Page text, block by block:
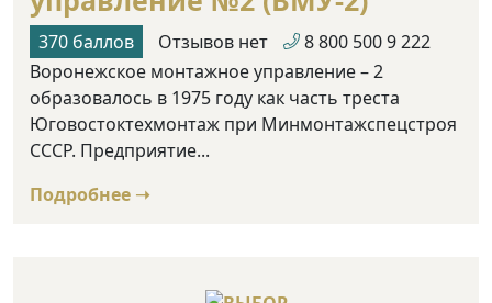
370 баллов Отзывов нет
8 800 500 9 222
Воронежское монтажное управление – 2
образовалось в 1975 году как часть треста
Юговостоктехмонтаж при Минмонтажспецстроя
СССР. Предприятие...
Подробнее ➝